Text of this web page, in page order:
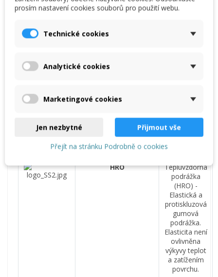
spadlými
zranění
kovu
MEDZIPODEŠEV
označením
se vyznačuje
svojí lehkostí
a
HRO
Tepluvzdorná
podrážka
(HRO) -
Elastická a
protiskluzová
gumová
podrážka.
Elasticita není
ovlivněna
výkyvy teplot
a zatížením
povrchu.
prosím nastavení cookies souborů pro použití webu.
Technické cookies
Analytické cookies
Marketingové cookies
Jen nezbytné Přijmout vše
Přejít na stránku Podrobně o cookies